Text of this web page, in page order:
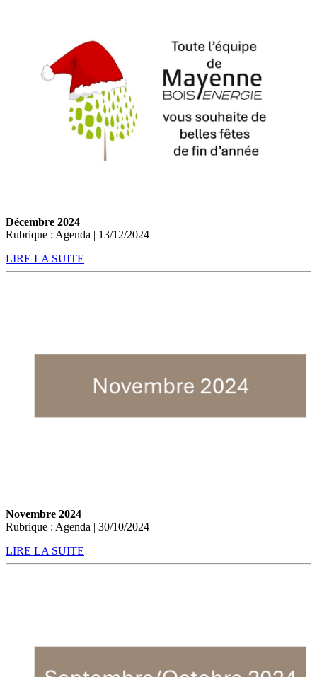
Décembre 2024
Rubrique : Agenda | 13/12/2024
LIRE LA SUITE
Novembre 2024
Rubrique : Agenda | 30/10/2024
LIRE LA SUITE